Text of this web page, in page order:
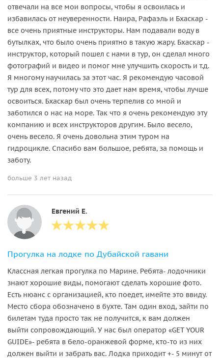
отвечали на все мои вопросы, чтобы я освоилась и
избавилась от неуверенности. Наира, Рафаэль и Бхаскар -
все очень приятные инструкторы. Нам подавали воду в
бутылках, что было очень приятно в такую жару. Бхаскар -
инструктор, который пошел с нами в тур, он сделал много
фотографий и видео и помог мне улучшить скорость и т.д.
Я многому научилась за этот час. Я рекомендую часовой
тур для всех, потому что это дает нам время, чтобы лучше
освоиться. Бхаскар был очень терпелив со мной и
заботился о нас на море. Так что я очень рекомендую эту
компанию и всех инструкторов другим. Было весело,
очень весело. Я очень довольна этим туром на
гидроцикле. Спасибо вам большое, ребята, за помощь и
заботу.
больше 3 лет назад
Евгений Е.
Прогулка на лодке по Дубайской гавани
Классная легкая прогулка по Марине. Ребята- лодочники
знают хорошие виды, помогают сделать хорошие фото.
Есть нюанс с организацией, кто поедет, имейте это ввиду.
Место сбора обозначено в бухте. Там один вход, зайти по
билетам туда просто так не получится, к вам должен
выйти сопровождающий. У нас был оператор «GET YOUR
GUIDE»- ребята в бело-оранжевой форме, кто-то из них
должен выйти и забрать вас. Лодка приходит +- 5 минут от